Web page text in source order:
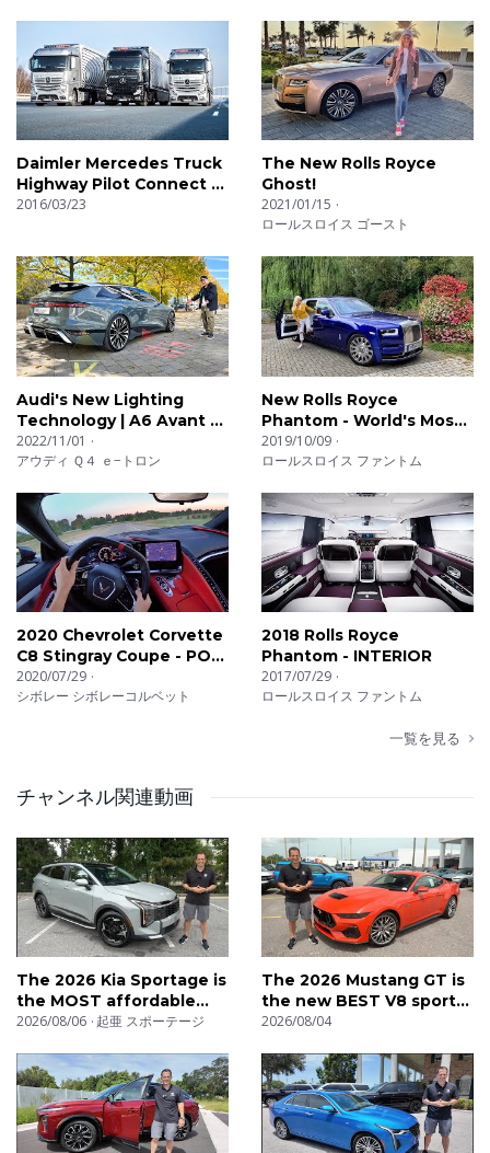
Daimler Mercedes Truck
Highway Pilot Connect -
Test Drive
2016/03/23
The New Rolls Royce
Ghost!
2021/01/15
ロールスロイス ゴースト
Audi's New Lighting
Technology | A6 Avant e-
Tron
2022/11/01
アウディ Ｑ４ ｅ−トロン
New Rolls Royce
Phantom - World's Most
Luxurious Car!
2019/10/09
ロールスロイス ファントム
2020 Chevrolet Corvette
C8 Stingray Coupe - POV
First Impressions
2020/07/29
シボレー シボレーコルベット
2018 Rolls Royce
Phantom - INTERIOR
2017/07/29
ロールスロイス ファントム
一覧を見る
チャンネル関連動画
The 2026 Kia Sportage is
the MOST affordable
compact SUV
2026/08/06 起亜 スポーテージ
The 2026 Mustang GT is
the new BEST V8 sports
car
2026/08/04